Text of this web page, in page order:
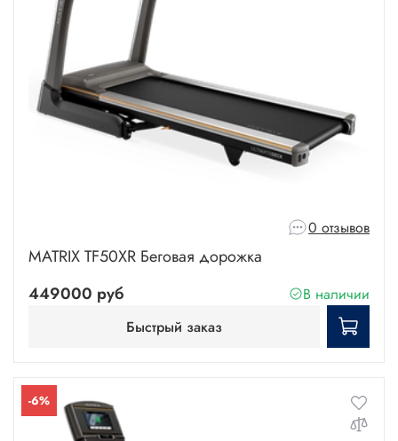
0 отзывов
MATRIX TF50XR Беговая дорожка
449000 руб
В наличии
Быстрый заказ
-6%